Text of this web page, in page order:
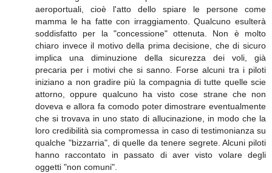
aeroportuali, cioè l'atto dello spiare le persone come
mamma le ha fatte con irraggiamento. Qualcuno esulterà
soddisfatto per la "concessione" ottenuta. Non è molto
chiaro invece il motivo della prima decisione, che di sicuro
implica una diminuzione della sicurezza dei voli, già
precaria per i motivi che si sanno. Forse alcuni tra i piloti
iniziano a non gradire più la compagnia di tutte quelle scie
attorno, oppure qualcuno ha visto cose strane che non
doveva e allora fa comodo poter dimostrare eventualmente
che si trovava in uno stato di allucinazione, in modo che la
loro credibilità sia compromessa in caso di testimonianza su
qualche "bizzarria", di quelle da tenere segrete. Alcuni piloti
hanno raccontato in passato di aver visto volare degli
oggetti "non comuni".